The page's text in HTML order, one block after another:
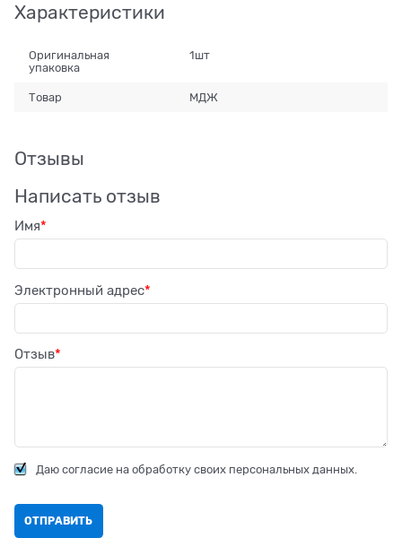
Характеристики
Оригинальная
упаковка
1шт
Товар МДЖ
Отзывы
Написать отзыв
Имя
Электронный адрес
Отзыв
Даю согласие на обработку своих персональных данных.